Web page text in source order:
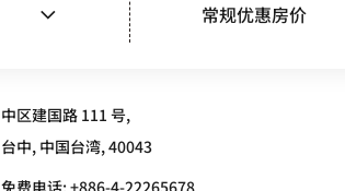
常规优惠房价
中区建国路 111 号,
台中, 中国台湾, 40043
免费电话:+886-4-22265678